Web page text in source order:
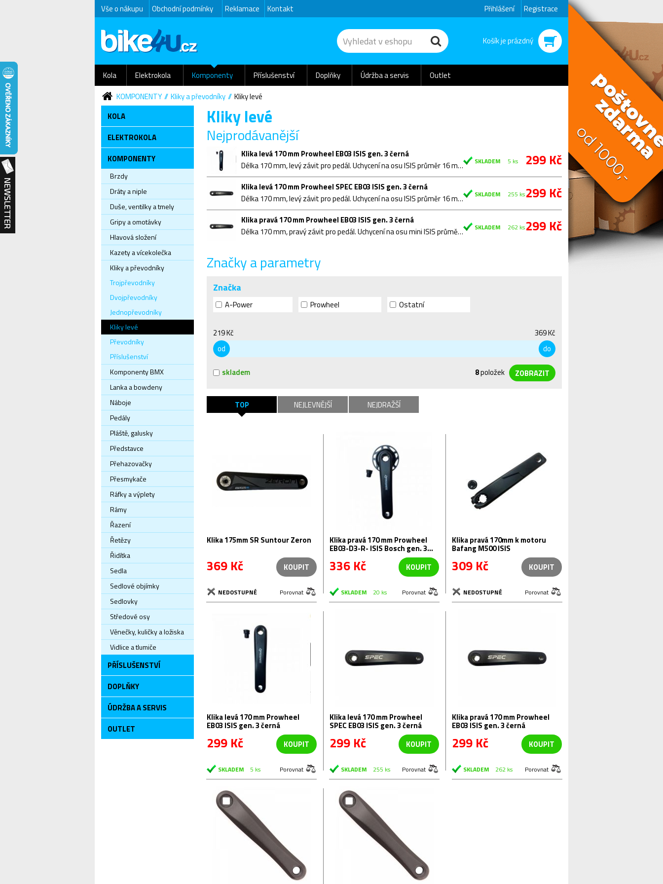
Vše o nákupu Obchodní podmínky Reklamace Kontakt Přihlášení Registrace
Košík je prázdný
Kola Elektrokola Komponenty Příslušenství Doplňky Údržba a servis
Outlet
KOMPONENTY
Kliky a převodníky
Kliky levé
KOLA
ELEKTROKOLA
KOMPONENTY
Brzdy
Dráty a niple
Duše, ventilky a tmely
Gripy a omotávky
Hlavová složení
Kazety a vícekolečka
Kliky a převodníky
Trojpřevodníky
Dvojpřevodníky
Jednopřevodníky
Kliky levé
Převodníky
Příslušenství
Komponenty BMX
Lanka a bowdeny
Náboje
Pedály
Pláště, galusky
Představce
Přehazovačky
Přesmykače
Ráfky a výplety
Rámy
Řazení
Řetězy
Řidítka
Sedla
Sedlové objímky
Sedlovky
Středové osy
Věnečky, kuličky a ložiska
Vidlice a tlumiče
PŘÍSLUŠENSTVÍ
DOPLŇKY
ÚDRŽBA A SERVIS
OUTLET
Kliky levé
Nejprodávanější
Klika levá 170 mm Prowheel EB03 ISIS gen. 3 černá
Délka 170 mm, levý závit pro pedál. Uchycení na osu ISIS průměr 16 mm. Včetně uchycovacího šroubu…
SKLADEM 5 ks 299 Kč
Klika levá 170 mm Prowheel SPEC EB03 ISIS gen. 3 černá
Délka 170 mm, levý závit pro pedál. Uchycení na osu ISIS průměr 16 mm. Včetně uchycovacího šroubu…
SKLADEM 255 ks299 Kč
Klika pravá 170 mm Prowheel EB03 ISIS gen. 3 černá
Délka 170 mm, pravý závit pro pedál. Uchycení na osu mini ISIS průměr 16 mm. Včetně uchycovacího…
SKLADEM 262 ks299 Kč
Značky a parametry
Značka
A-Power Prowheel Ostatní
219 Kč
369 Kč
od
do
skladem 8položek
TOP NEJLEVNĚJŠÍ NEJDRAŽŠÍ
Klika 175mm SR Suntour Zeron
369 Kč KOUPIT
NEDOSTUPNÉ Porovnat
Klika pravá 170 mm Prowheel
EB03-D3-R- ISIS Bosch gen. 3
336 Kč KOUPIT
SKLADEM 20 ks Porovnat
Klika pravá 170mm k motoru
Bafang M500 ISIS
309 Kč KOUPIT
NEDOSTUPNÉ Porovnat
Klika levá 170 mm Prowheel
EB03 ISIS gen. 3 černá
299 Kč KOUPIT
SKLADEM 5 ks Porovnat
Klika levá 170 mm Prowheel
SPEC EB03 ISIS gen. 3 černá
299 Kč KOUPIT
SKLADEM 255 ks Porovnat
Klika pravá 170 mm Prowheel
EB03 ISIS gen. 3 černá
299 Kč KOUPIT
SKLADEM 262 ks Porovnat